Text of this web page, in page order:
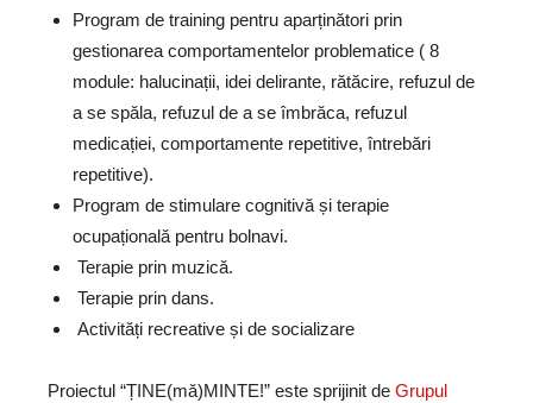
Program de training pentru aparținători prin
gestionarea comportamentelor problematice ( 8
module: halucinații, idei delirante, rătăcire, refuzul de
a se spăla, refuzul de a se îmbrăca, refuzul
medicației, comportamente repetitive, întrebări
repetitive).
Program de stimulare cognitivă și terapie
ocupațională pentru bolnavi.
Terapie prin muzică.
Terapie prin dans.
Activități recreative și de socializare
Proiectul “ȚINE(mă)MINTE!” este sprijinit de Grupul